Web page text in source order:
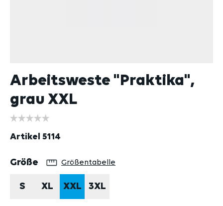
Arbeitsweste "Praktika",
grau XXL
Artikel 5114
Größe auswählen
Größentabelle
S XL XXL 3XL